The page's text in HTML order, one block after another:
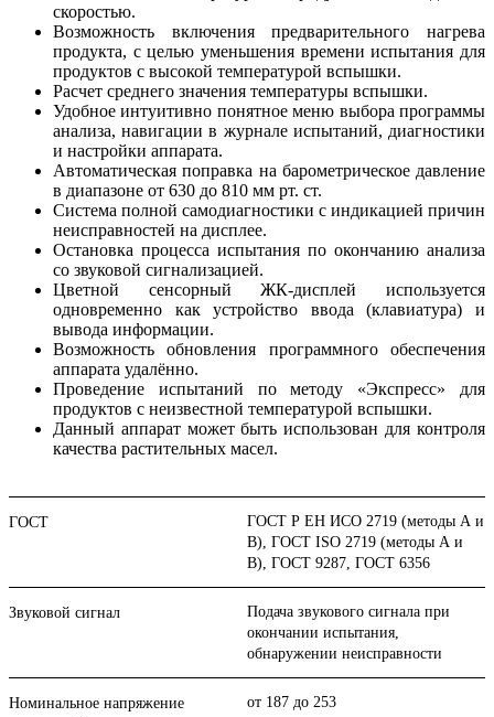
скоростью.
Возможность включения предварительного нагрева
продукта, с целью уменьшения времени испытания для
продуктов с высокой температурой вспышки.
Расчет среднего значения температуры вспышки.
Удобное интуитивно понятное меню выбора программы
анализа, навигации в журнале испытаний, диагностики
и настройки аппарата.
Автоматическая поправка на барометрическое давление
в диапазоне от 630 до 810 мм рт. ст.
Система полной самодиагностики с индикацией причин
неисправностей на дисплее.
Остановка процесса испытания по окончанию анализа
со звуковой сигнализацией.
Цветной сенсорный ЖК-дисплей используется
одновременно как устройство ввода (клавиатура) и
вывода информации.
Возможность обновления программного обеспечения
аппарата удалённо.
Проведение испытаний по методу «Экспресс» для
продуктов с неизвестной температурой вспышки.
Данный аппарат может быть использован для контроля
качества растительных масел.
ГОСТ
ГОСТ Р ЕН ИСО 2719 (методы А и
В), ГОСТ ISO 2719 (методы А и
В), ГОСТ 9287, ГОСТ 6356
Звуковой сигнал
Подача звукового сигнала при
окончании испытания,
обнаружении неисправности
Номинальное напряжение
от 187 до 253